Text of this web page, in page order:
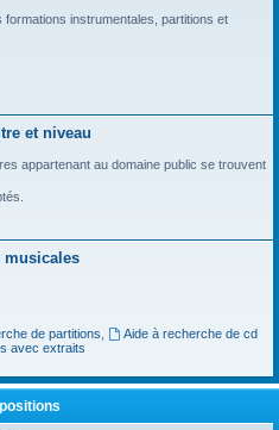
formations instrumentales, partitions et
et niveau
appartenant au domaine public se trouvent
musicales
de partitions
Aide à recherche de cd
avec extraits